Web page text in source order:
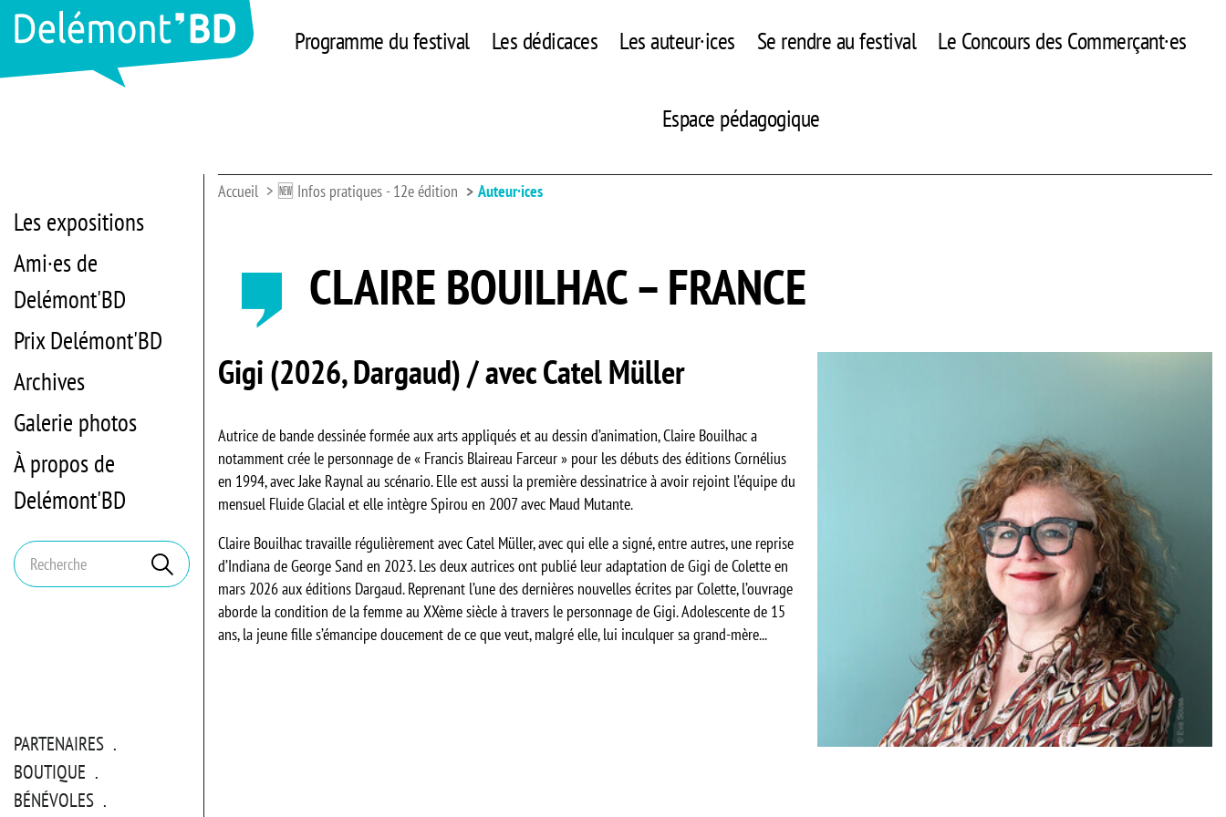
Programme du festival Les dédicaces Les auteur·ices Se rendre au festival Le Concours des Commerçant·es
Espace pédagogique
Les expositions
Ami·es de
Delémont'BD
Prix Delémont'BD
Archives
Galerie photos
À propos de
Delémont'BD
Mots
clés
Rechercher
PARTENAIRES
BOUTIQUE
BÉNÉVOLES
Accueil 🆕 Infos pratiques - 12e édition Auteur·ices
CLAIRE BOUILHAC – FRANCE
Gigi (2026, Dargaud) / avec Catel Müller
Autrice de bande dessinée formée aux arts appliqués et au dessin d’animation, Claire Bouilhac a
notamment crée le personnage de « Francis Blaireau Farceur » pour les débuts des éditions Cornélius
en 1994, avec Jake Raynal au scénario. Elle est aussi la première dessinatrice à avoir rejoint l’équipe du
mensuel Fluide Glacial et elle intègre Spirou en 2007 avec Maud Mutante.
Claire Bouilhac travaille régulièrement avec Catel Müller, avec qui elle a signé, entre autres, une reprise
d’Indiana de George Sand en 2023. Les deux autrices ont publié leur adaptation de Gigi de Colette en
mars 2026 aux éditions Dargaud. Reprenant l’une des dernières nouvelles écrites par Colette, l’ouvrage
aborde la condition de la femme au XXème siècle à travers le personnage de Gigi. Adolescente de 15
ans, la jeune fille s’émancipe doucement de ce que veut, malgré elle, lui inculquer sa grand-mère...